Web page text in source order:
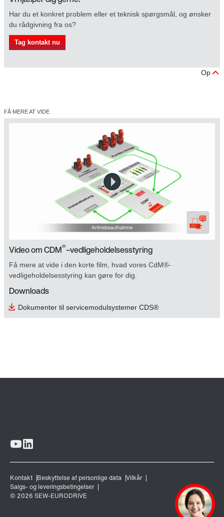
Har du et konkret problem eller et teknisk spørgsmål, og ønsker
du rådgivning fra os?
Tag kontakt nu
Op
FÅ MERE AT VIDE
Video om CDM®–vedligeholdelsesstyring
Få mere at vide i den korte film, hvad vores CdM®-
vedligeholdelsesstyring kan gøre for dig.
Downloads
Dokumenter til servicemodulsystemer CDS®